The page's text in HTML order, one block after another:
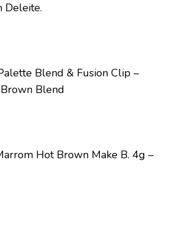
Deleite.
Blend & Fusion Clip –
Blend
Hot Brown Make B. 4g –